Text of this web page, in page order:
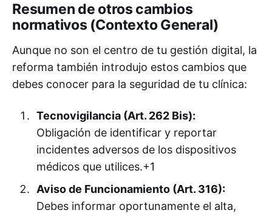
Resumen de otros cambios
normativos (Contexto General)
Aunque no son el centro de tu gestión digital, la
reforma también introdujo estos cambios que
debes conocer para la seguridad de tu clínica:
Tecnovigilancia (Art. 262 Bis):
Obligación de identificar y reportar
incidentes adversos de los dispositivos
médicos que utilices.+1
Aviso de Funcionamiento (Art. 316):
Debes informar oportunamente el alta,